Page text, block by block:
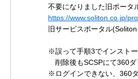
不要になりました旧ポータル
https://www.soliton.co.jp/
旧サービスポータル(Soliton
※誤って手順3でインストー
削除後もSCSPにて360ダッ
※ログインできない、360ダ